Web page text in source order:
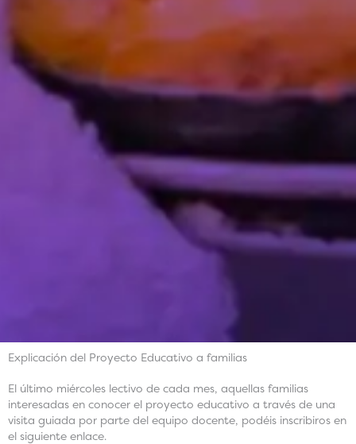
Explicación del Proyecto Educativo a familias
El último miércoles lectivo de cada mes, aquellas familias
interesadas en conocer el proyecto educativo a través de una
visita guiada por parte del equipo docente, podéis inscribiros en
el siguiente enlace.